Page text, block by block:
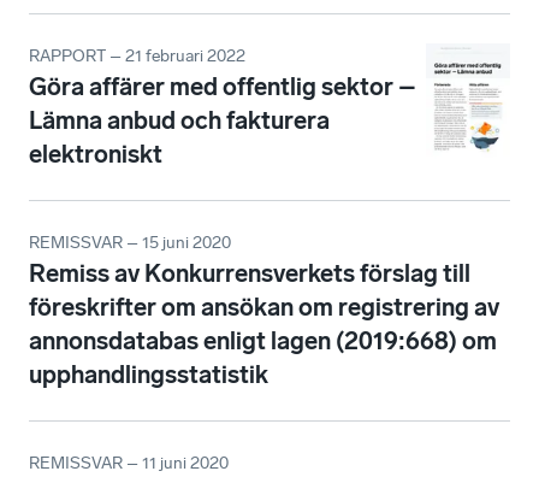
RAPPORT – 21 februari 2022
Göra affärer med offentlig sektor –
Lämna anbud och fakturera
elektroniskt
REMISSVAR – 15 juni 2020
Remiss av Konkurrensverkets förslag till
föreskrifter om ansökan om registrering av
annonsdatabas enligt lagen (2019:668) om
upphandlingsstatistik
REMISSVAR – 11 juni 2020